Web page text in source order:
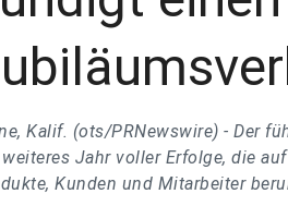
Kalif. (ots/PRNewswire) - Der
Jahr voller Erfolge, die
Kunden und Mitarbeiter